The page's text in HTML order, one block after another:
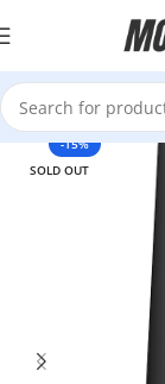
-15%
SOLD OUT